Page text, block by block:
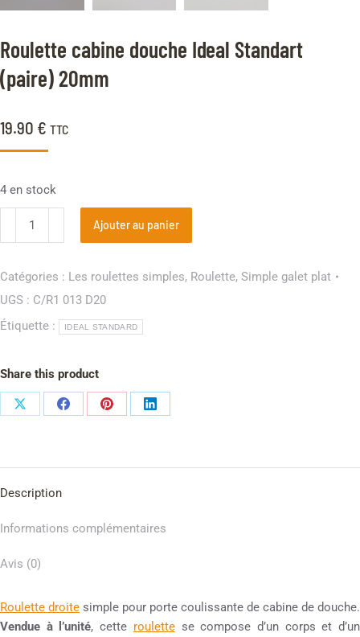
Roulette cabine douche Ideal Standart
(paire) 20mm
19.90 € TTC
4 en stock
Ajouter au panier
Catégories : Les roulettes simples, Roulette, Simple galet plat
UGS : C/R1 013 D20
Étiquette :
IDEAL STANDARD
Share this product
Description
Informations complémentaires
Avis (0)
Roulette droite simple pour porte coulissante de cabine de douche.
Vendue à l’unité, cette roulettese compose d’un corps et d’un